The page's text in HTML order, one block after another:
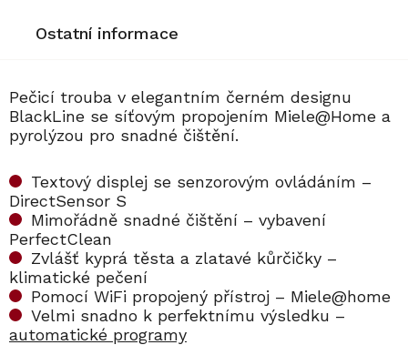
Ostatní informace
Pečicí trouba v elegantním černém designu
BlackLine se síťovým propojením Miele@Home a
pyrolýzou pro snadné čištění.
Textový displej se senzorovým ovládáním –
DirectSensor S
Mimořádně snadné čištění – vybavení
PerfectClean
Zvlášť kyprá těsta a zlatavé kůrčičky –
klimatické pečení
Pomocí WiFi propojený přístroj – Miele@home
Velmi snadno k perfektnímu výsledku –
automatické programy